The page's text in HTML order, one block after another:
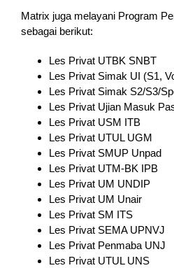
Matrix juga melayani Program
sebagai berikut:
Les Privat UTBK SNBT
Les Privat Simak UI (S1,
Les Privat Simak S2/S3/
Les Privat Ujian Masuk
Les Privat USM ITB
Les Privat UTUL UGM
Les Privat SMUP Unpad
Les Privat UTM-BK IPB
Les Privat UM UNDIP
Les Privat UM Unair
Les Privat SM ITS
Les Privat SEMA UPNVJ
Les Privat Penmaba UNJ
Les Privat UTUL UNS